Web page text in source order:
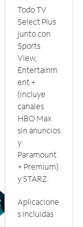
Todo TV
Select Plus
junto con
Sports
View,
Entertainm
ent +
(incluye
canales
HBO Max
sin anuncios
y
Paramount
+ Premium)
y STARZ.
Aplicacione
s incluidas